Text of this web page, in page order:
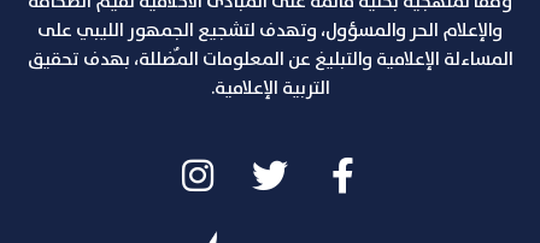
والإعلام الحر والمسؤول، وتهدف لتشجيع الجمهور الليبي على
المساءلة الإعلامية والتبليغ عن المعلومات المٌضللة، بهدف تحقيق
التربية الإعلامية.